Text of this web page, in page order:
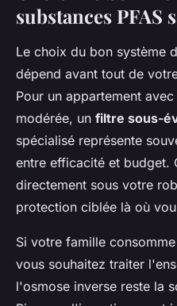
substances PFAS
Le choix du bon système
dépend avant tout de
Pour un appartement
modérée, un filtre sous-
spécialisé représente
entre efficacité et budget.
directement sous votre
protection ciblée là où
Si votre famille
vous souhaitez traiter
l'osmose inverse reste la